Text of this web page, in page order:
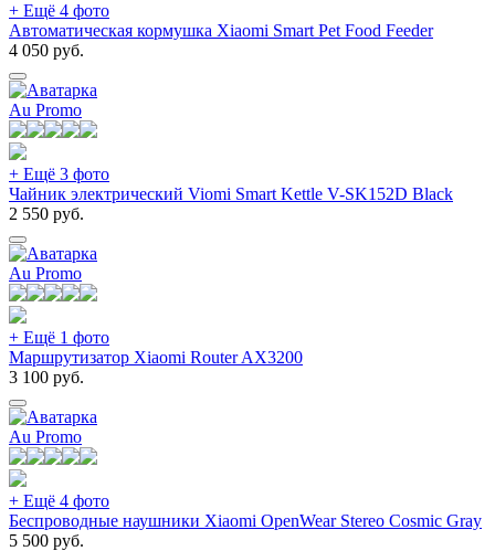
+ Ещё 4 фото
Автоматическая кормушка Xiaomi Smart Pet Food Feeder
4 050 руб.
Au Promo
+ Ещё 3 фото
Чайник электрический Viomi Smart Kettle V-SK152D Black
2 550 руб.
Au Promo
+ Ещё 1 фото
Маршрутизатор Xiaomi Router AX3200
3 100 руб.
Au Promo
+ Ещё 4 фото
Беспроводные наушники Xiaomi OpenWear Stereo Cosmic Gray
5 500 руб.